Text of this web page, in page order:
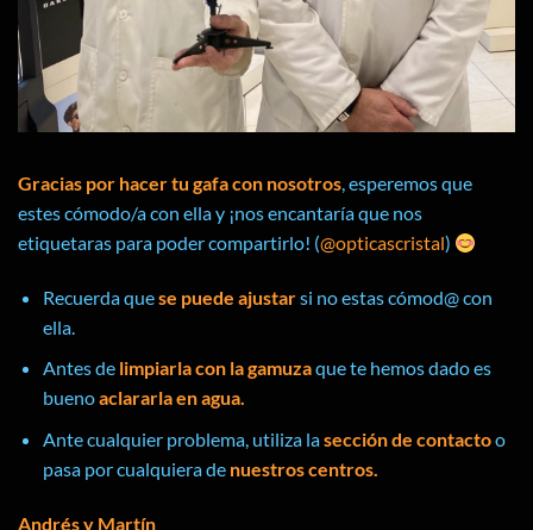
Gracias por hacer tu gafa con nosotros, esperemos que
estes cómodo/a con ella y ¡nos encantaría que nos
etiquetaras para poder compartirlo! (@opticascristal)
Recuerda quese puede ajustarsi no estas cómod@ con
ella.
Antes de limpiarla con la gamuzaque te hemos dado es
buenoaclararla en agua.
Ante cualquier problema, utiliza lasección de contactoo
pasa por cualquiera de nuestros centros.
Andrés y Martín